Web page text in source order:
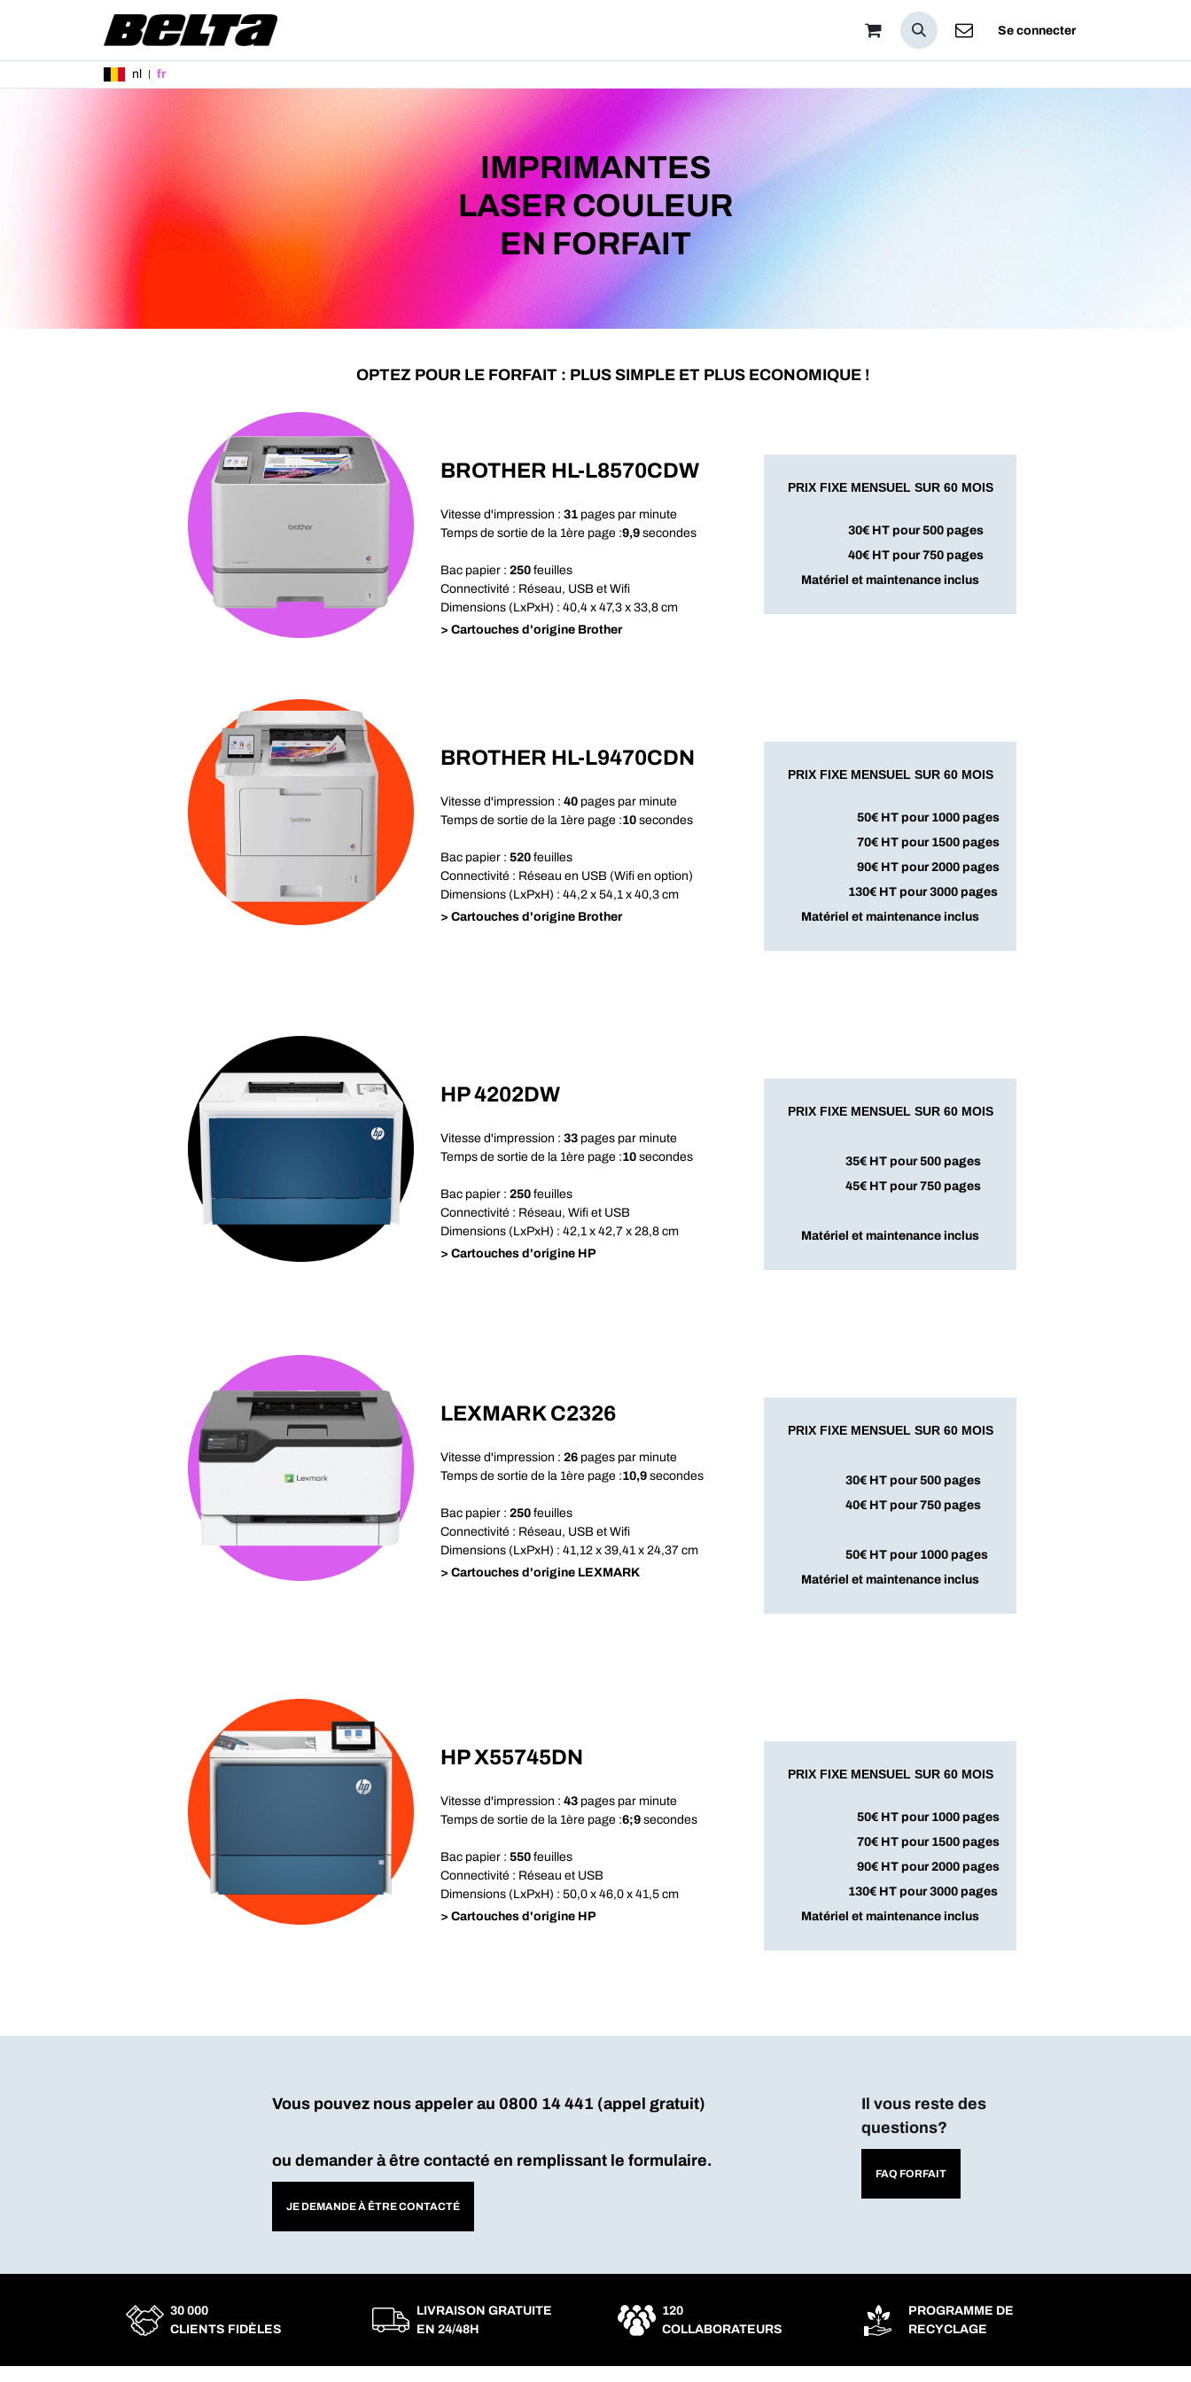
Se connecter
nl fr
IMPRIMANTES
LASER COULEUR
EN FORFAIT
OPTEZ POUR LE FORFAIT : PLUS SIMPLE ET PLUS ECONOMIQUE !
BROTHER HL-L8570CDW
Vitesse d'impression : 31 pages par minute
Temps de sortie de la 1ère page :9,9 secondes
Bac papier : 250 feuilles
Connectivité : Réseau, USB et Wifi
Dimensions (LxPxH) : 40,4 x 47,3 x 33,8 cm
> Cartouches d'origine Brother
PRIX FIXE MENSUEL SUR 60 MOIS
30€ HT pour 500 pages
40€ HT pour 750 pages
Matériel et maintenance inclus
BROTHER HL-L9470CDN
Vitesse d'impression : 40 pages par minute
Temps de sortie de la 1ère page :10 secondes
Bac papier : 520 feuilles
Connectivité : Réseau en USB (Wifi en option)
Dimensions (LxPxH) : 44,2 x 54,1 x 40,3 cm
> Cartouches d'origine Brother
PRIX FIXE MENSUEL SUR 60 MOIS
50€ HT pour 1000 pages
70€ HT pour 1500 pages
90€ HT pour 2000 pages
130€ HT pour 3000 pages
Matériel et maintenance inclus
HP 4202DW
Vitesse d'impression : 33 pages par minute
Temps de sortie de la 1ère page :10 secondes
Bac papier : 250 feuilles
Connectivité : Réseau, Wifi et USB
Dimensions (LxPxH) : 42,1 x 42,7 x 28,8 cm
> Cartouches d'origine HP
PRIX FIXE MENSUEL SUR 60 MOIS
​35€ HT pour 500 pages
​45€ HT pour 750 pages
Matériel et maintenance inclus
LEXMARK C2326
Vitesse d'impression : 26 pages par minute
Temps de sortie de la 1ère page :10,9 secondes
Bac papier : 250 feuilles
Connectivité : Réseau, USB et Wifi
Dimensions (LxPxH) : 41,12 x 39,41 x 24,37 cm
> Cartouches d'origine LEXMARK
PRIX FIXE MENSUEL SUR 60 MOIS
​30€ HT pour 500 pages
​40€ HT pour 750 pages
​50€ HT pour 1000 pages
Matériel et maintenance inclus
HP X55745DN
Vitesse d'impression : 43 pages par minute
Temps de sortie de la 1ère page :6;9 secondes
Bac papier : 550 feuilles
Connectivité : Réseau et USB
Dimensions (LxPxH) : 50,0 x 46,0 x 41,5 cm
> Cartouches d'origine HP
PRIX FIXE MENSUEL SUR 60 MOIS
50€ HT pour 1000 pages
70€ HT pour 1500 pages
90€ HT pour 2000 pages
130€ HT pour 3000 pages
Matériel et maintenance inclus
Vous pouvez nous appeler au 0800 14 441 (appel gratuit)
ou demander à être contacté en remplissant le formulaire.
JE DEMANDE À ÊTRE CONTACTÉ
Il vous reste des
questions?
FAQ FORFAIT
30 000
CLIENTS FIDÈLES
LIVRAISON GRATUITE
EN 24/48H
120
COLLABORATEURS
PROGRAMME DE
RECYCLAGE